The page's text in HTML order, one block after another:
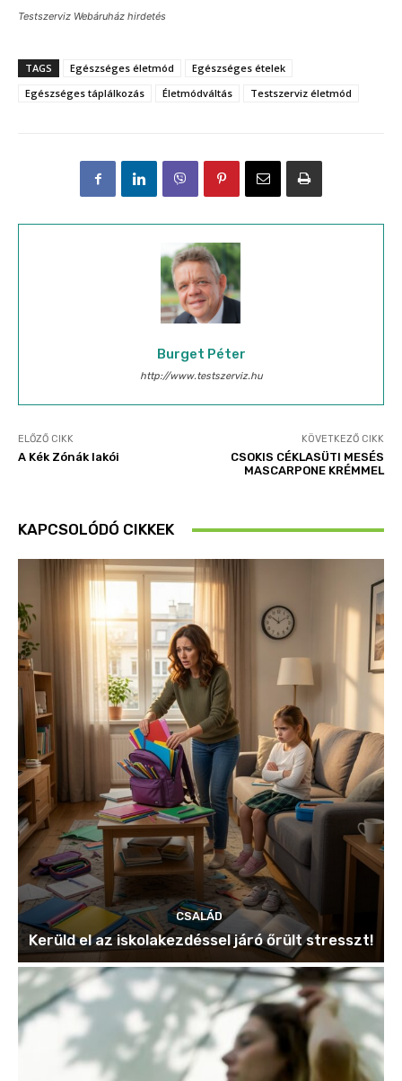
Testszerviz Webáruház hirdetés
TAGS Egészséges életmód
Egészséges ételek
Egészséges táplálkozás
Életmódváltás Testszerviz életmód
Burget Péter
http://www.testszerviz.hu
ELŐZŐ CIKK
A Kék Zónák lakói
KÖVETKEZŐ CIKK
CSOKIS CÉKLASÜTI MESÉS
MASCARPONE KRÉMMEL
KAPCSOLÓDÓ CIKKEK
CSALÁD
Kerüld el az iskolakezdéssel járó őrült stresszt!